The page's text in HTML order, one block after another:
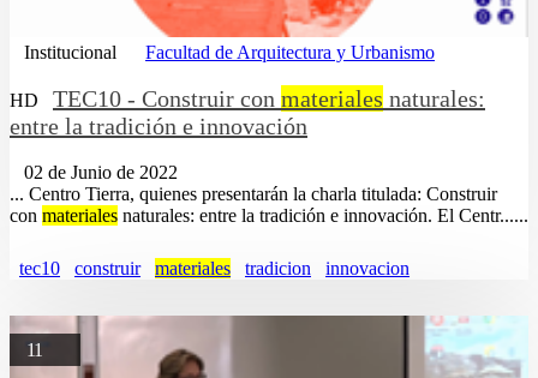
Institucional Facultad de Arquitectura y Urbanismo
HD TEC10 - Construir con materiales naturales:
entre la tradición e innovación
02 de Junio de 2022
... Centro Tierra, quienes presentarán la charla titulada: Construir
con materiales naturales: entre la tradición e innovación. El Centr......
tec10 construir materiales tradicion innovacion
11